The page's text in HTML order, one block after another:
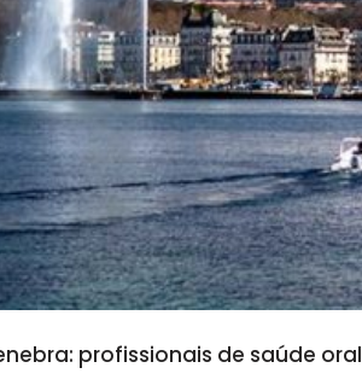
profissionais de saúde oral